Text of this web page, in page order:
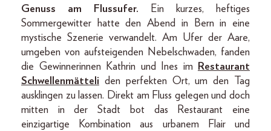
Genuss am Flussufer. Ein kurzes, heftiges
Sommergewitter hatte den Abend in Bern in eine
mystische Szenerie verwandelt. Am Ufer der Aare,
umgeben von aufsteigenden Nebelschwaden, fanden
die Gewinnerinnen Kathrin und Ines im
Restaurant
Schwellenmätteli den perfekten Ort, um den Tag
ausklingen zu lassen. Direkt am Fluss gelegen und doch
mitten in der Stadt bot das Restaurant eine
einzigartige Kombination aus urbanem Flair und